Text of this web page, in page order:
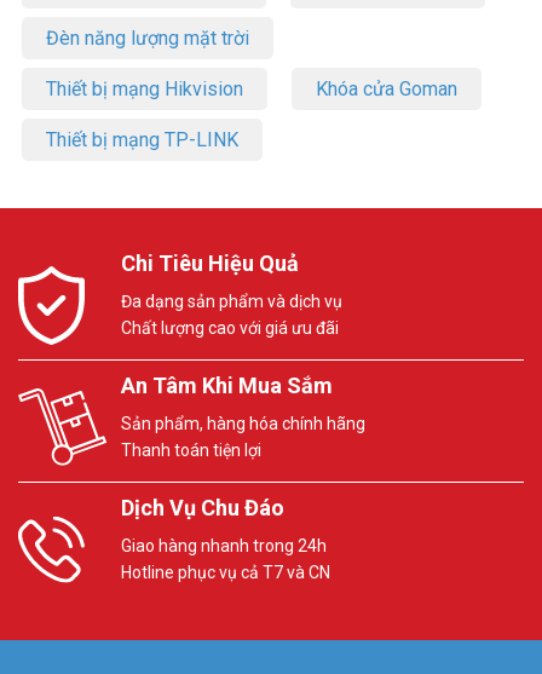
Đèn năng lượng mặt trời
Thiết bị mạng Hikvision Khóa cửa Goman
Thiết bị mạng TP-LINK
Chi Tiêu Hiệu Quả
Đa dạng sản phẩm và dịch vụ
Chất lượng cao với giá ưu đãi
An Tâm Khi Mua Sắm
Sản phẩm, hàng hóa chính hãng
Thanh toán tiện lợi
Dịch Vụ Chu Đáo
Giao hàng nhanh trong 24h
Hotline phục vụ cả T7 và CN